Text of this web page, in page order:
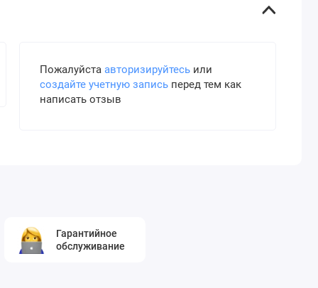
Пожалуйста авторизируйтесьили
создайте учетную записьперед тем как
написать отзыв
Гарантийное
обслуживание